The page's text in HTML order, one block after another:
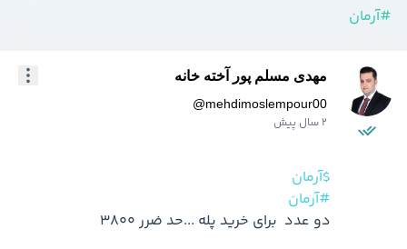
#آرمان
مهدی مسلم پور آخته خانه
@mehdimoslempour00
2 سال پیش
$آرمان
#آرمان
دو عدد  برای خرید پله ...حد ضرر 3800